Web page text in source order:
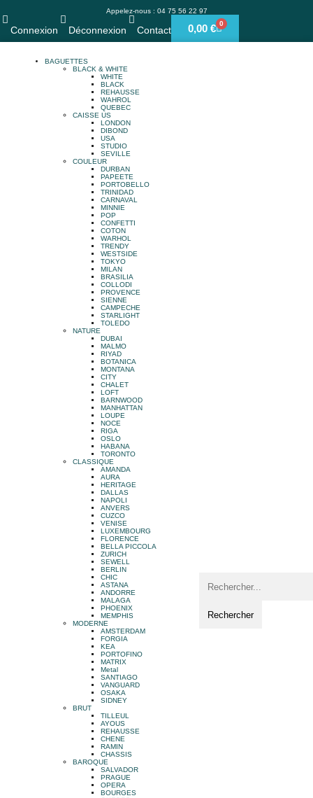
Appelez-nous : 04 75 56 22 97
Connexion Déconnexion Contact 0,00 € 0
BAGUETTES
BLACK & WHITE
WHITE
BLACK
REHAUSSE
WAHROL
QUEBEC
CAISSE US
LONDON
DIBOND
USA
STUDIO
SEVILLE
COULEUR
DURBAN
PAPEETE
PORTOBELLO
TRINIDAD
CARNAVAL
MINNIE
POP
CONFETTI
COTON
WARHOL
TRENDY
WESTSIDE
TOKYO
MILAN
BRASILIA
COLLODI
PROVENCE
SIENNE
CAMPECHE
STARLIGHT
TOLEDO
NATURE
DUBAI
MALMO
RIYAD
BOTANICA
MONTANA
CITY
CHALET
LOFT
BARNWOOD
MANHATTAN
LOUPE
NOCE
RIGA
OSLO
HABANA
TORONTO
CLASSIQUE
AMANDA
AURA
HERITAGE
DALLAS
NAPOLI
ANVERS
CUZCO
VENISE
LUXEMBOURG
FLORENCE
BELLA PICCOLA
ZURICH
SEWELL
BERLIN
CHIC
ASTANA
ANDORRE
MALAGA
PHOENIX
MEMPHIS
MODERNE
AMSTERDAM
FORGIA
KEA
PORTOFINO
MATRIX
Metal
SANTIAGO
VANGUARD
OSAKA
SIDNEY
BRUT
TILLEUL
AYOUS
REHAUSSE
CHENE
RAMIN
CHASSIS
BAROQUE
SALVADOR
PRAGUE
OPERA
BOURGES